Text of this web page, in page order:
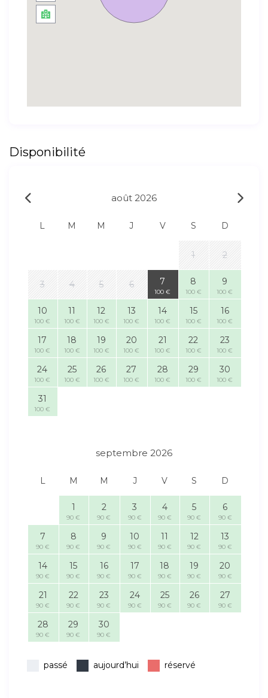
Disponibilité
août 2026
L M M J V S D
1 2
3 4 5 6 7
100 €
8
100 €
9
100 €
10
100 €
11
100 €
12
100 €
13
100 €
14
100 €
15
100 €
16
100 €
17
100 €
18
100 €
19
100 €
20
100 €
21
100 €
22
100 €
23
100 €
24
100 €
25
100 €
26
100 €
27
100 €
28
100 €
29
100 €
30
100 €
31
100 €
septembre 2026
L M M J V S D
1
90 €
2
90 €
3
90 €
4
90 €
5
90 €
6
90 €
7
90 €
8
90 €
9
90 €
10
90 €
11
90 €
12
90 €
13
90 €
14
90 €
15
90 €
16
90 €
17
90 €
18
90 €
19
90 €
20
90 €
21
90 €
22
90 €
23
90 €
24
90 €
25
90 €
26
90 €
27
90 €
28
90 €
29
90 €
30
90 €
passé aujourd’hui réservé